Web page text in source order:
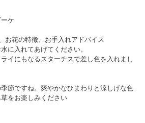
ケ
お花の特徴、お手入れアドバイス
に入れてあげてください。
イにもなるスターチスで差し色を入れまし
節ですね。爽やかなひまわりと涼しげな色
をお楽しみください